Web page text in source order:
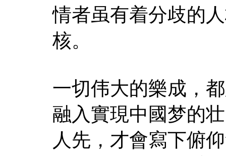
情者虽有着分歧的
核。
一切伟大的樂成，
融入實現中國梦的
人先，才會寫下俯